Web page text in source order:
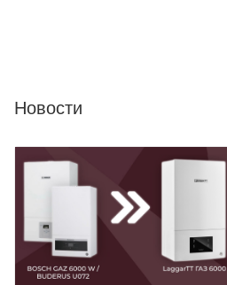
Новости